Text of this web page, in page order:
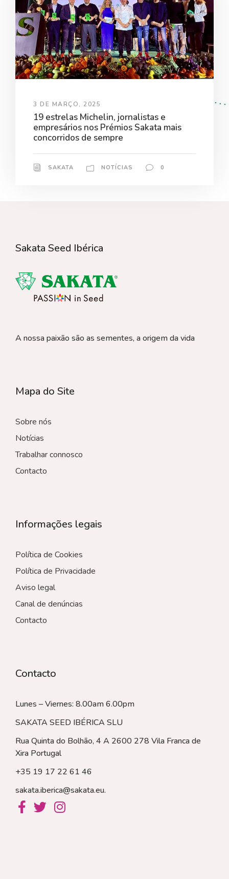
3 DE MARÇO, 2025
19 estrelas Michelin, jornalistas e
empresários nos Prémios Sakata mais
concorridos de sempre
SAKATA NOTÍCIAS 0
Sakata Seed Ibérica
A nossa paixão são as sementes, a origem da vida
Mapa do Site
Sobre nós
Notícias
Trabalhar connosco
Contacto
Informações legais
Política de Cookies
Política de Privacidade
Aviso legal
Canal de denúncias
Contacto
Contacto
Lunes – Viernes: 8.00am 6.00pm
SAKATA SEED IBÉRICA SLU
Rua Quinta do Bolhão, 4 A 2600 278 Vila Franca de
Xira Portugal
+35 19 17 22 61 46
sakata.iberica@sakata.eu.